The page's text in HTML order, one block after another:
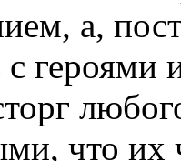
а,
с
что их